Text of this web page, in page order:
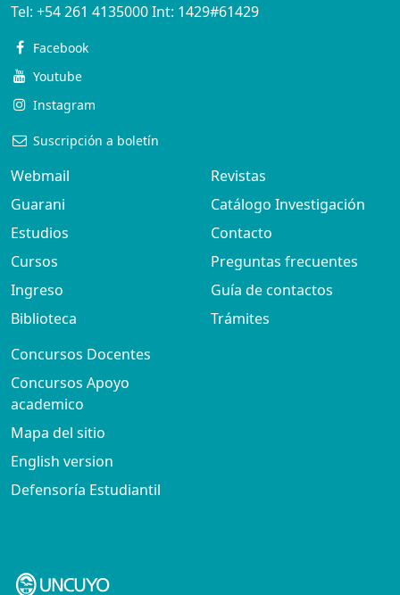
Tel: +54 261 4135000Int: 1429#61429
Facebook
Youtube
Instagram
Suscripción a boletín
Webmail
Guarani
Estudios
Cursos
Ingreso
Biblioteca
Revistas
Catálogo Investigación
Contacto
Preguntas frecuentes
Guía de contactos
Trámites
Concursos Docentes
Concursos Apoyo
academico
Mapa del sitio
English version
Defensoría Estudiantil